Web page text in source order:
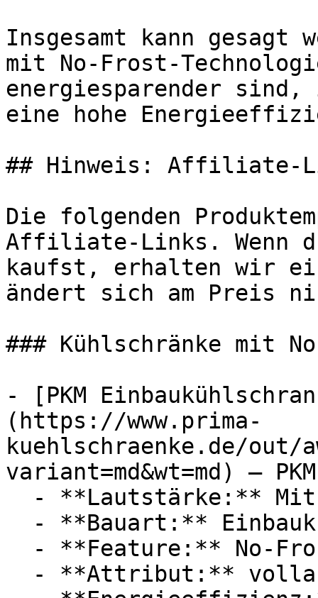
Insgesamt kann gesagt
mit No-Frost-
energiesparender sind,
eine hohe
## Hinweis: Affiliate-
Die folgenden
Affiliate-Links. Wenn
kaufst, erhalten wir
ändert sich am Preis
### Kühlschränke mit
- [PKM
(https://www.prima-
kuehlschraenke.de/out/
variant=md&wt=md) — PKM